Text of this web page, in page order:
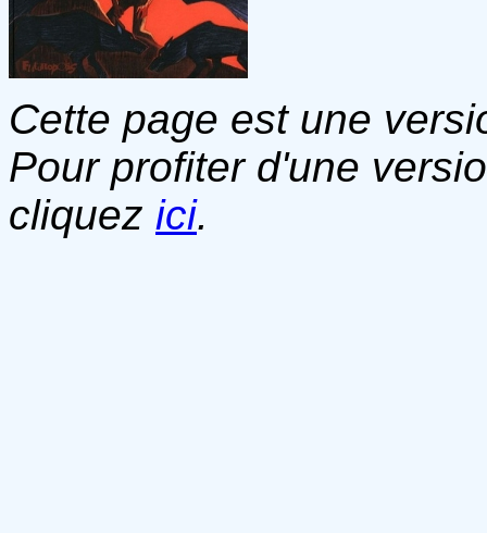
Cette page est une
Pour profiter d'une
cliquez ici.